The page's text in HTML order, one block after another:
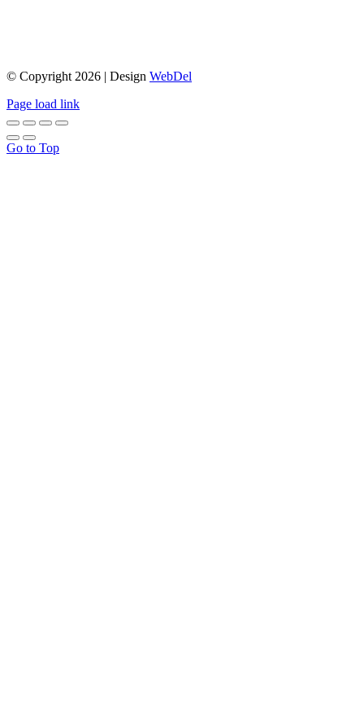
© Copyright 2026 | Design WebDel
Page load link
Go to Top